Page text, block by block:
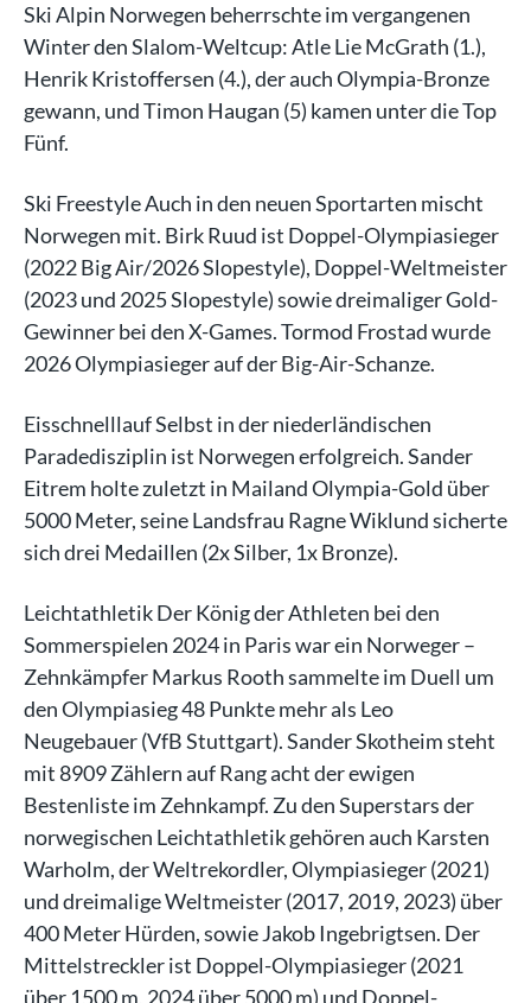
Ski Alpin Norwegen beherrschte im vergangenen
Winter den Slalom-Weltcup: Atle Lie McGrath (1.),
Henrik Kristoffersen (4.), der auch Olympia-Bronze
gewann, und Timon Haugan (5) kamen unter die Top
Fünf.
Ski Freestyle Auch in den neuen Sportarten mischt
Norwegen mit. Birk Ruud ist Doppel-Olympiasieger
(2022 Big Air/2026 Slopestyle), Doppel-Weltmeister
(2023 und 2025 Slopestyle) sowie dreimaliger Gold-
Gewinner bei den X-Games. Tormod Frostad wurde
2026 Olympiasieger auf der Big-Air-Schanze.
Eisschnelllauf Selbst in der niederländischen
Paradedisziplin ist Norwegen erfolgreich. Sander
Eitrem holte zuletzt in Mailand Olympia-Gold über
5000 Meter, seine Landsfrau Ragne Wiklund sicherte
sich drei Medaillen (2x Silber, 1x Bronze).
Leichtathletik Der König der Athleten bei den
Sommerspielen 2024 in Paris war ein Norweger –
Zehnkämpfer Markus Rooth sammelte im Duell um
den Olympiasieg 48 Punkte mehr als Leo
Neugebauer (VfB Stuttgart). Sander Skotheim steht
mit 8909 Zählern auf Rang acht der ewigen
Bestenliste im Zehnkampf. Zu den Superstars der
norwegischen Leichtathletik gehören auch Karsten
Warholm, der Weltrekordler, Olympiasieger (2021)
und dreimalige Weltmeister (2017, 2019, 2023) über
400 Meter Hürden, sowie Jakob Ingebrigtsen. Der
Mittelstreckler ist Doppel-Olympiasieger (2021
über 1500 m, 2024 über 5000 m) und Doppel-